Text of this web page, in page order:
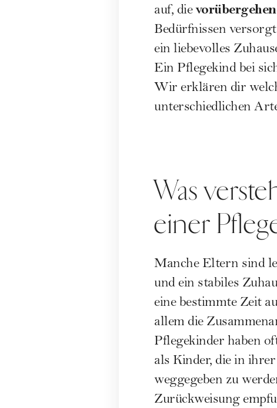
auf, die
Bedürfnissen
ein liebevolles
Ein Pflegekind bei
Wir erklären dir
unterschiedlichen
Was
einer
Manche Eltern sind
und ein stabiles
eine bestimmte Zeit
allem die
Pflegekinder haben
als Kinder, die in
weggegeben zu
Zurückweisung